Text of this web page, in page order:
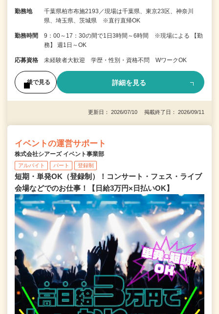
勤務地
千葉県柏市布施2193／現場は千葉県、東京23区、神奈川
県、埼玉県、茨城県 ※直行直帰OK
勤務時間
9：00～17：30の間で1日3時間～6時間 ※現場による 【勤
務】 週1日～OK
応募資格 未経験者大歓迎 学歴・性別・資格不問 WワークOK
後で見る 詳細を見る
更新日： 2026/07/10 掲載終了日： 2026/09/11
イベントの運営サポート
株式会社シアーズ イベント事業部
アルバイト パート 登録制
短期・単発OK（登録制）！コンサート・フェス・ライブ
会場などでのお仕事！【日給3万円×日払いOK】